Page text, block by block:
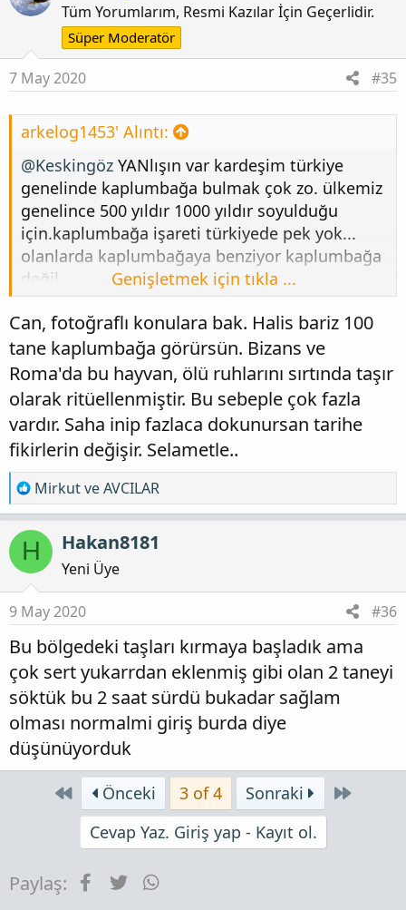
Tüm Yorumlarım, Resmi Kazılar İçin Geçerlidir.
Süper Moderatör
7 May 2020 #35
arkelog1453' Alıntı:
@Keskingöz YANlışın var kardeşim türkiye
genelinde kaplumbağa bulmak çok zo. ülkemiz
genelince 500 yıldır 1000 yıldır soyulduğu
için.kaplumbağa işareti türkiyede pek yok...
olanlarda kaplumbağaya benziyor kaplumbağa
değil..
şunu doğru diyon .. günümüze malı alınmayan
nadir var...
Genişletmek için tıkla ...
Can, fotoğraflı konulara bak. Halis bariz 100
tane kaplumbağa görürsün. Bizans ve
Roma'da bu hayvan, ölü ruhlarını sırtında taşır
olarak ritüellenmiştir. Bu sebeple çok fazla
vardır. Saha inip fazlaca dokunursan tarihe
fikirlerin değişir. Selametle..
T
e
p
k
i
l
e
r
MirkutveAVCILAR
H Hakan8181
Yeni Üye
9 May 2020 #36
Bu bölgedeki taşları kırmaya başladık ama
çok sert yukarrdan eklenmiş gibi olan 2 taneyi
söktük bu 2 saat sürdü bukadar sağlam
olması normalmi giriş burda diye
düşünüyorduk
FirstÖnceki 3 of 4 Sonraki
Son
Cevap Yaz. Giriş yap - Kayıt ol.
Paylaş: Facebook
Twitter